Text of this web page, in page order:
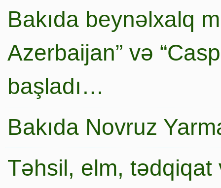
Bakıda beynəlxalq
Azerbaijan” və
başladı…
Bakıda Novruz
Təhsil, elm,